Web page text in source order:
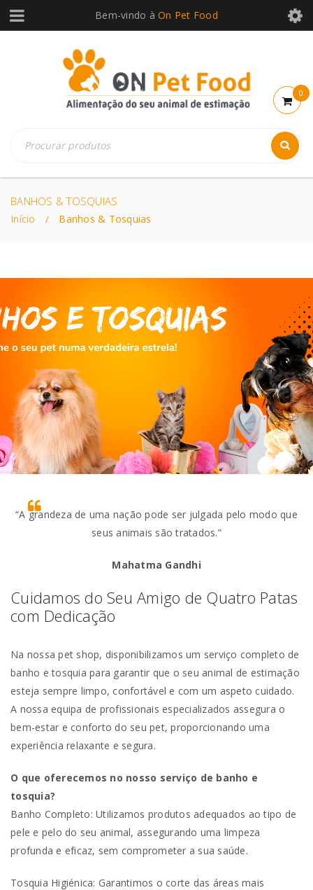
Bem-vindo àOn Pet Food
0
BANHOS & TOSQUIAS
Início / Banhos & Tosquias
“A grandeza de uma nação pode ser julgada pelo modo que
seus animais são tratados.”
Mahatma Gandhi
Cuidamos do Seu Amigo de Quatro Patas
com Dedicação
Na nossa pet shop, disponibilizamos um serviço completo de
banho e tosquia para garantir que o seu animal de estimação
esteja sempre limpo, confortável e com um aspeto cuidado.
A nossa equipa de profissionais especializados assegura o
bem-estar e conforto do seu pet, proporcionando uma
experiência relaxante e segura.
O que oferecemos no nosso serviço de banho e
tosquia?
Banho Completo: Utilizamos produtos adequados ao tipo de
pele e pelo do seu animal, assegurando uma limpeza
profunda e eficaz, sem comprometer a sua saúde.
Tosquia Higiénica: Garantimos o corte das áreas mais